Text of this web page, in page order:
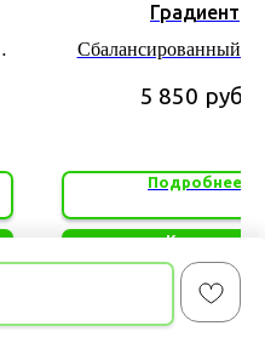
Градиент
Сбалансированный
тонах
5 850 руб.
Подробнее
Купить